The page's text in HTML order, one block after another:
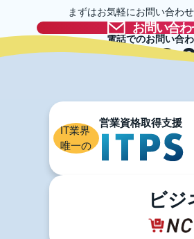
まずはお気軽にお問い合わせ
お問い合わ
電話でのお問い合
03-5996-
IT業界
唯一の
ビジ